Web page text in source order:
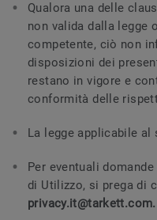
Qualora una delle
non valida dalla legge
competente, ciò non
disposizioni dei
restano in vigore e
conformità delle
La legge applicabile
Per eventuali
di Utilizzo, si prega di
privacy.it@tarkett.com.